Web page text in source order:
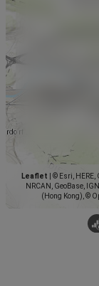
Leaflet
© Esri, HERE,
NRCAN, GeoBase,
(Hong Kong), ©